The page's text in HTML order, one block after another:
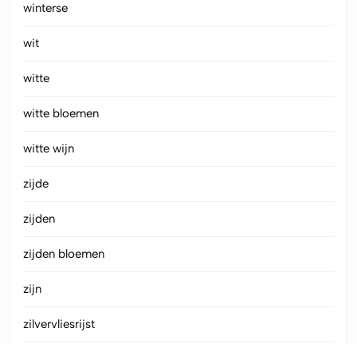
winterse
wit
witte
witte bloemen
witte wijn
zijde
zijden
zijden bloemen
zijn
zilvervliesrijst